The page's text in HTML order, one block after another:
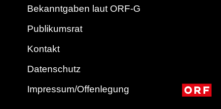
Bekanntgaben laut ORF-G
Publikumsrat
Kontakt
Datenschutz
Impressum/Offenlegung